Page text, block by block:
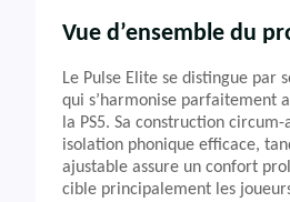
Vue d’ensemble du
Le Pulse Elite se distingue par
qui s’harmonise parfaitement
la PS5. Sa construction
isolation phonique efficace,
ajustable assure un confort
cible principalement les